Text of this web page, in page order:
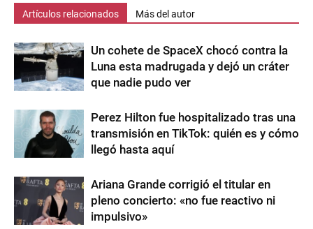
Artículos relacionados Más del autor
Un cohete de SpaceX chocó contra la
Luna esta madrugada y dejó un cráter
que nadie pudo ver
Perez Hilton fue hospitalizado tras una
transmisión en TikTok: quién es y cómo
llegó hasta aquí
Ariana Grande corrigió el titular en
pleno concierto: «no fue reactivo ni
impulsivo»